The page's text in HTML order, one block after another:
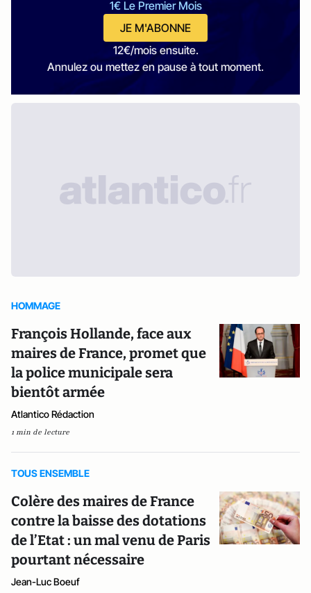
1€ Le Premier Mois
JE M'ABONNE
12€/mois ensuite.
Annulez ou mettez en pause à tout moment.
HOMMAGE
François Hollande, face aux
maires de France, promet que
la police municipale sera
bientôt armée
Atlantico Rédaction
1 min de lecture
TOUS ENSEMBLE
Colère des maires de France
contre la baisse des dotations
de l’Etat : un mal venu de Paris
pourtant nécessaire
Jean-Luc Boeuf